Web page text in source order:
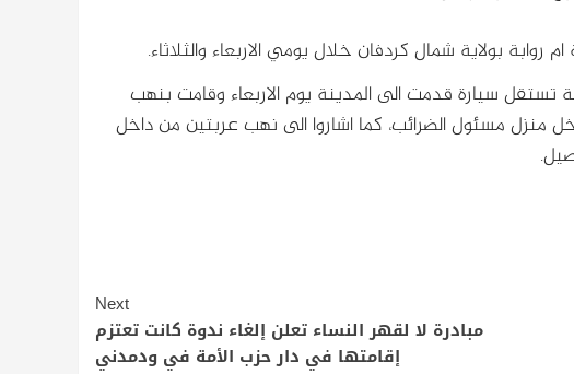
بولاية شمال كردفان خلال يومي الاربعاء والثلاثاء.
تستقل سيارة قدمت الى المدينة يوم الاربعاء وقامت بنهب
منزل مسئول الضرائب، كما اشاروا الى نهب عربتين من داخل
Next
مبادرة لا لقهر النساء تعلن إلغاء ندوة كانت تعتزم
إقامتها في دار حزب الأمة في ودمدني